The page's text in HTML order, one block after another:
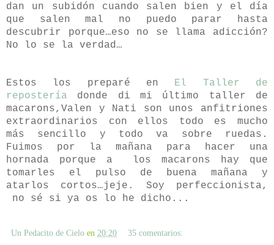
dan un subidón cuando salen bien y el día
que salen mal no puedo parar hasta
descubrir porque…eso no se llama adicción?
No lo se la verdad…
Estos los preparé en El Taller de
repostería donde di mi último taller de
macarons,Valen y Nati son unos anfitriones
extraordinarios con ellos todo es mucho
más sencillo y todo va sobre ruedas.
Fuimos por la mañana para hacer una
hornada porque a
los macarons hay que
tomarles el pulso de buena mañana y
atarlos cortos…jeje. Soy perfeccionista,
no sé si ya os lo he dicho...
Un Pedacito de Cielo en 20:20 35 comentarios: